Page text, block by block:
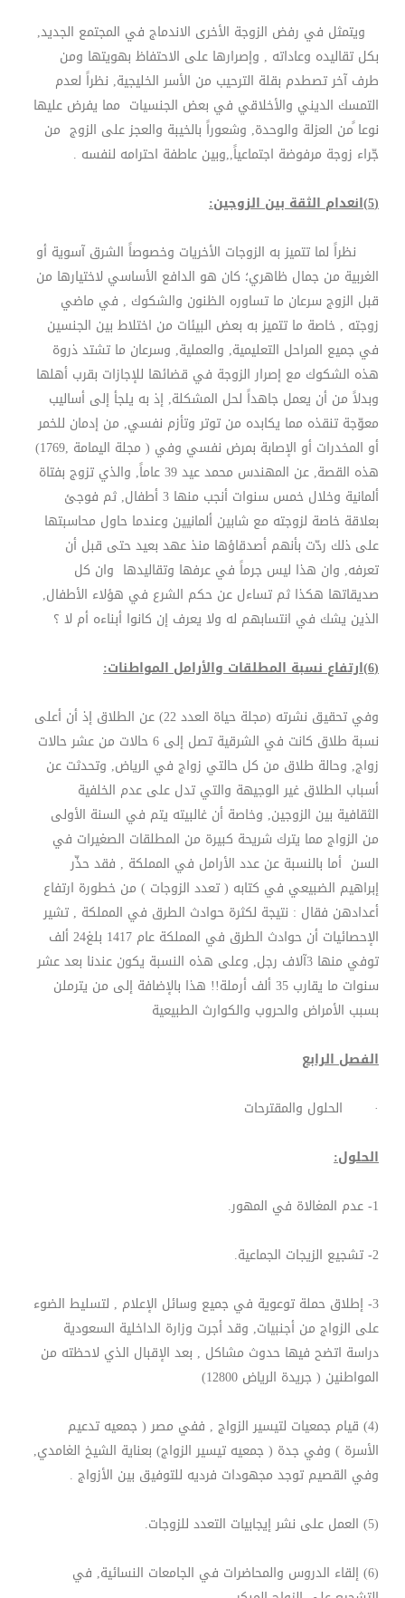
ويتمثل في رفض الزوجة الأخرى الاندماج في المجتمع الجديد,
بكل تقاليده وعاداته , وإصرارها على الاحتفاظ بهويتها ومن
طرف آخر تصطدم بقلة الترحيب من الأسر الخليجية, نظراً لعدم
التمسك الديني والأخلاقي في بعض الجنسيات مما يفرض عليها
نوعا ًمن العزلة والوحدة, وشعوراً بالخيبة والعجز على الزوج من
جّراء زوجة مرفوضة اجتماعياً,,وبين عاطفة احترامه لنفسه .
(5)انعدام الثقة بين الزوجين:
نظراً لما تتميز به الزوجات الأخريات وخصوصاً الشرق آسوية أو
الغربية من جمال ظاهري؛ كان هو الدافع الأساسي لاختيارها من
قبل الزوج سرعان ما تساوره الظنون والشكوك , في ماضي
زوجته , خاصة ما تتميز به بعض البيئات من اختلاط بين الجنسين
في جميع المراحل التعليمية, والعملية, وسرعان ما تشتد ذروة
هذه الشكوك مع إصرار الزوجة في قضائها للإجازات بقرب أهلها
وبدلاً من أن يعمل جاهداً لحل المشكلة, إذ به يلجأ إلى أساليب
معوّجة تنقذه مما يكابده من توتر وتأزم نفسي, من إدمان للخمر
أو المخدرات أو الإصابة بمرض نفسي وفي ( مجلة اليمامة ,1769)
هذه القصة, عن المهندس محمد عيد 39 عاماً, والذي تزوج بفتاة
ألمانية وخلال خمس سنوات أنجب منها 3 أطفال, ثم فوجئ
بعلاقة خاصة لزوجته مع شابين ألمانيين وعندما حاول محاسبتها
على ذلك ردّت بأنهم أصدقاؤها منذ عهد بعيد حتى قبل أن
تعرفه, وان هذا ليس جرماً في عرفها وتقاليدها وان كل
صديقاتها هكذا ثم تساءل عن حكم الشرع في هؤلاء الأطفال,
الذين يشك في انتسابهم له ولا يعرف إن كانوا أبناءه أم لا ؟
(6)ارتفاع نسبة المطلقات والأرامل المواطنات:
وفي تحقيق نشرته (مجلة حياة العدد 22) عن الطلاق إذ أن أعلى
نسبة طلاق كانت في الشرقية تصل إلى 6 حالات من عشر حالات
زواج, وحالة طلاق من كل حالتي زواج في الرياض, وتحدثت عن
أسباب الطلاق غير الوجيهة والتي تدل على عدم الخلفية
الثقافية بين الزوجين, وخاصة أن غالبيته يتم في السنة الأولى
من الزواج مما يترك شريحة كبيرة من المطلقات الصغيرات في
السن أما بالنسبة عن عدد الأرامل في المملكة , فقد حذّر
إبراهيم الضبيعي في كتابه ( تعدد الزوجات ) من خطورة ارتفاع
أعدادهن فقال : نتيجة لكثرة حوادث الطرق في المملكة , تشير
الإحصائيات أن حوادث الطرق في المملكة عام 1417 بلغ24 ألف
توفي منها 3آلاف رجل, وعلى هذه النسبة يكون عندنا بعد عشر
سنوات ما يقارب 35 ألف أرملة!! هذا بالإضافة إلى من يترملن
بسبب الأمراض والحروب والكوارث الطبيعية
الفصل الرابع
· الحلول والمقترحات
الحلول:
1- عدم المغالاة في المهور.
2- تشجيع الزيجات الجماعية.
3- إطلاق حملة توعوية في جميع وسائل الإعلام , لتسليط الضوء
على الزواج من أجنبيات, وقد أجرت وزارة الداخلية السعودية
دراسة اتضح فيها حدوث مشاكل , بعد الإقبال الذي لاحظته من
المواطنين ( جريدة الرياض 12800)
(4) قيام جمعيات لتيسير الزواج , ففي مصر ( جمعيه تدعيم
الأسرة ) وفي جدة ( جمعيه تيسير الزواج) بعناية الشيخ الغامدي,
وفي القصيم توجد مجهودات فرديه للتوفيق بين الأزواج .
(5) العمل على نشر إيجابيات التعدد للزوجات.
(6) إلقاء الدروس والمحاضرات في الجامعات النسائية, في